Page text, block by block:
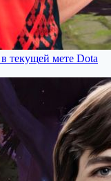
в текущей мете Dota